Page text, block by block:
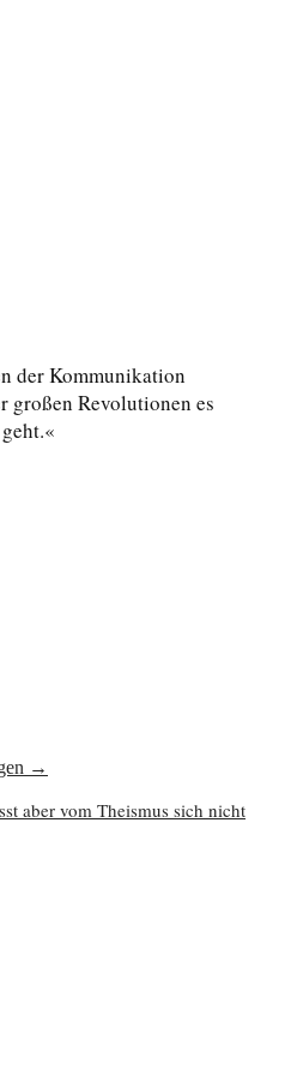
der Kommunikation
großen Revolutionen es
→
aber vom Theismus sich nicht